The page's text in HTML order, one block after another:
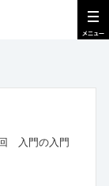
入門の入門